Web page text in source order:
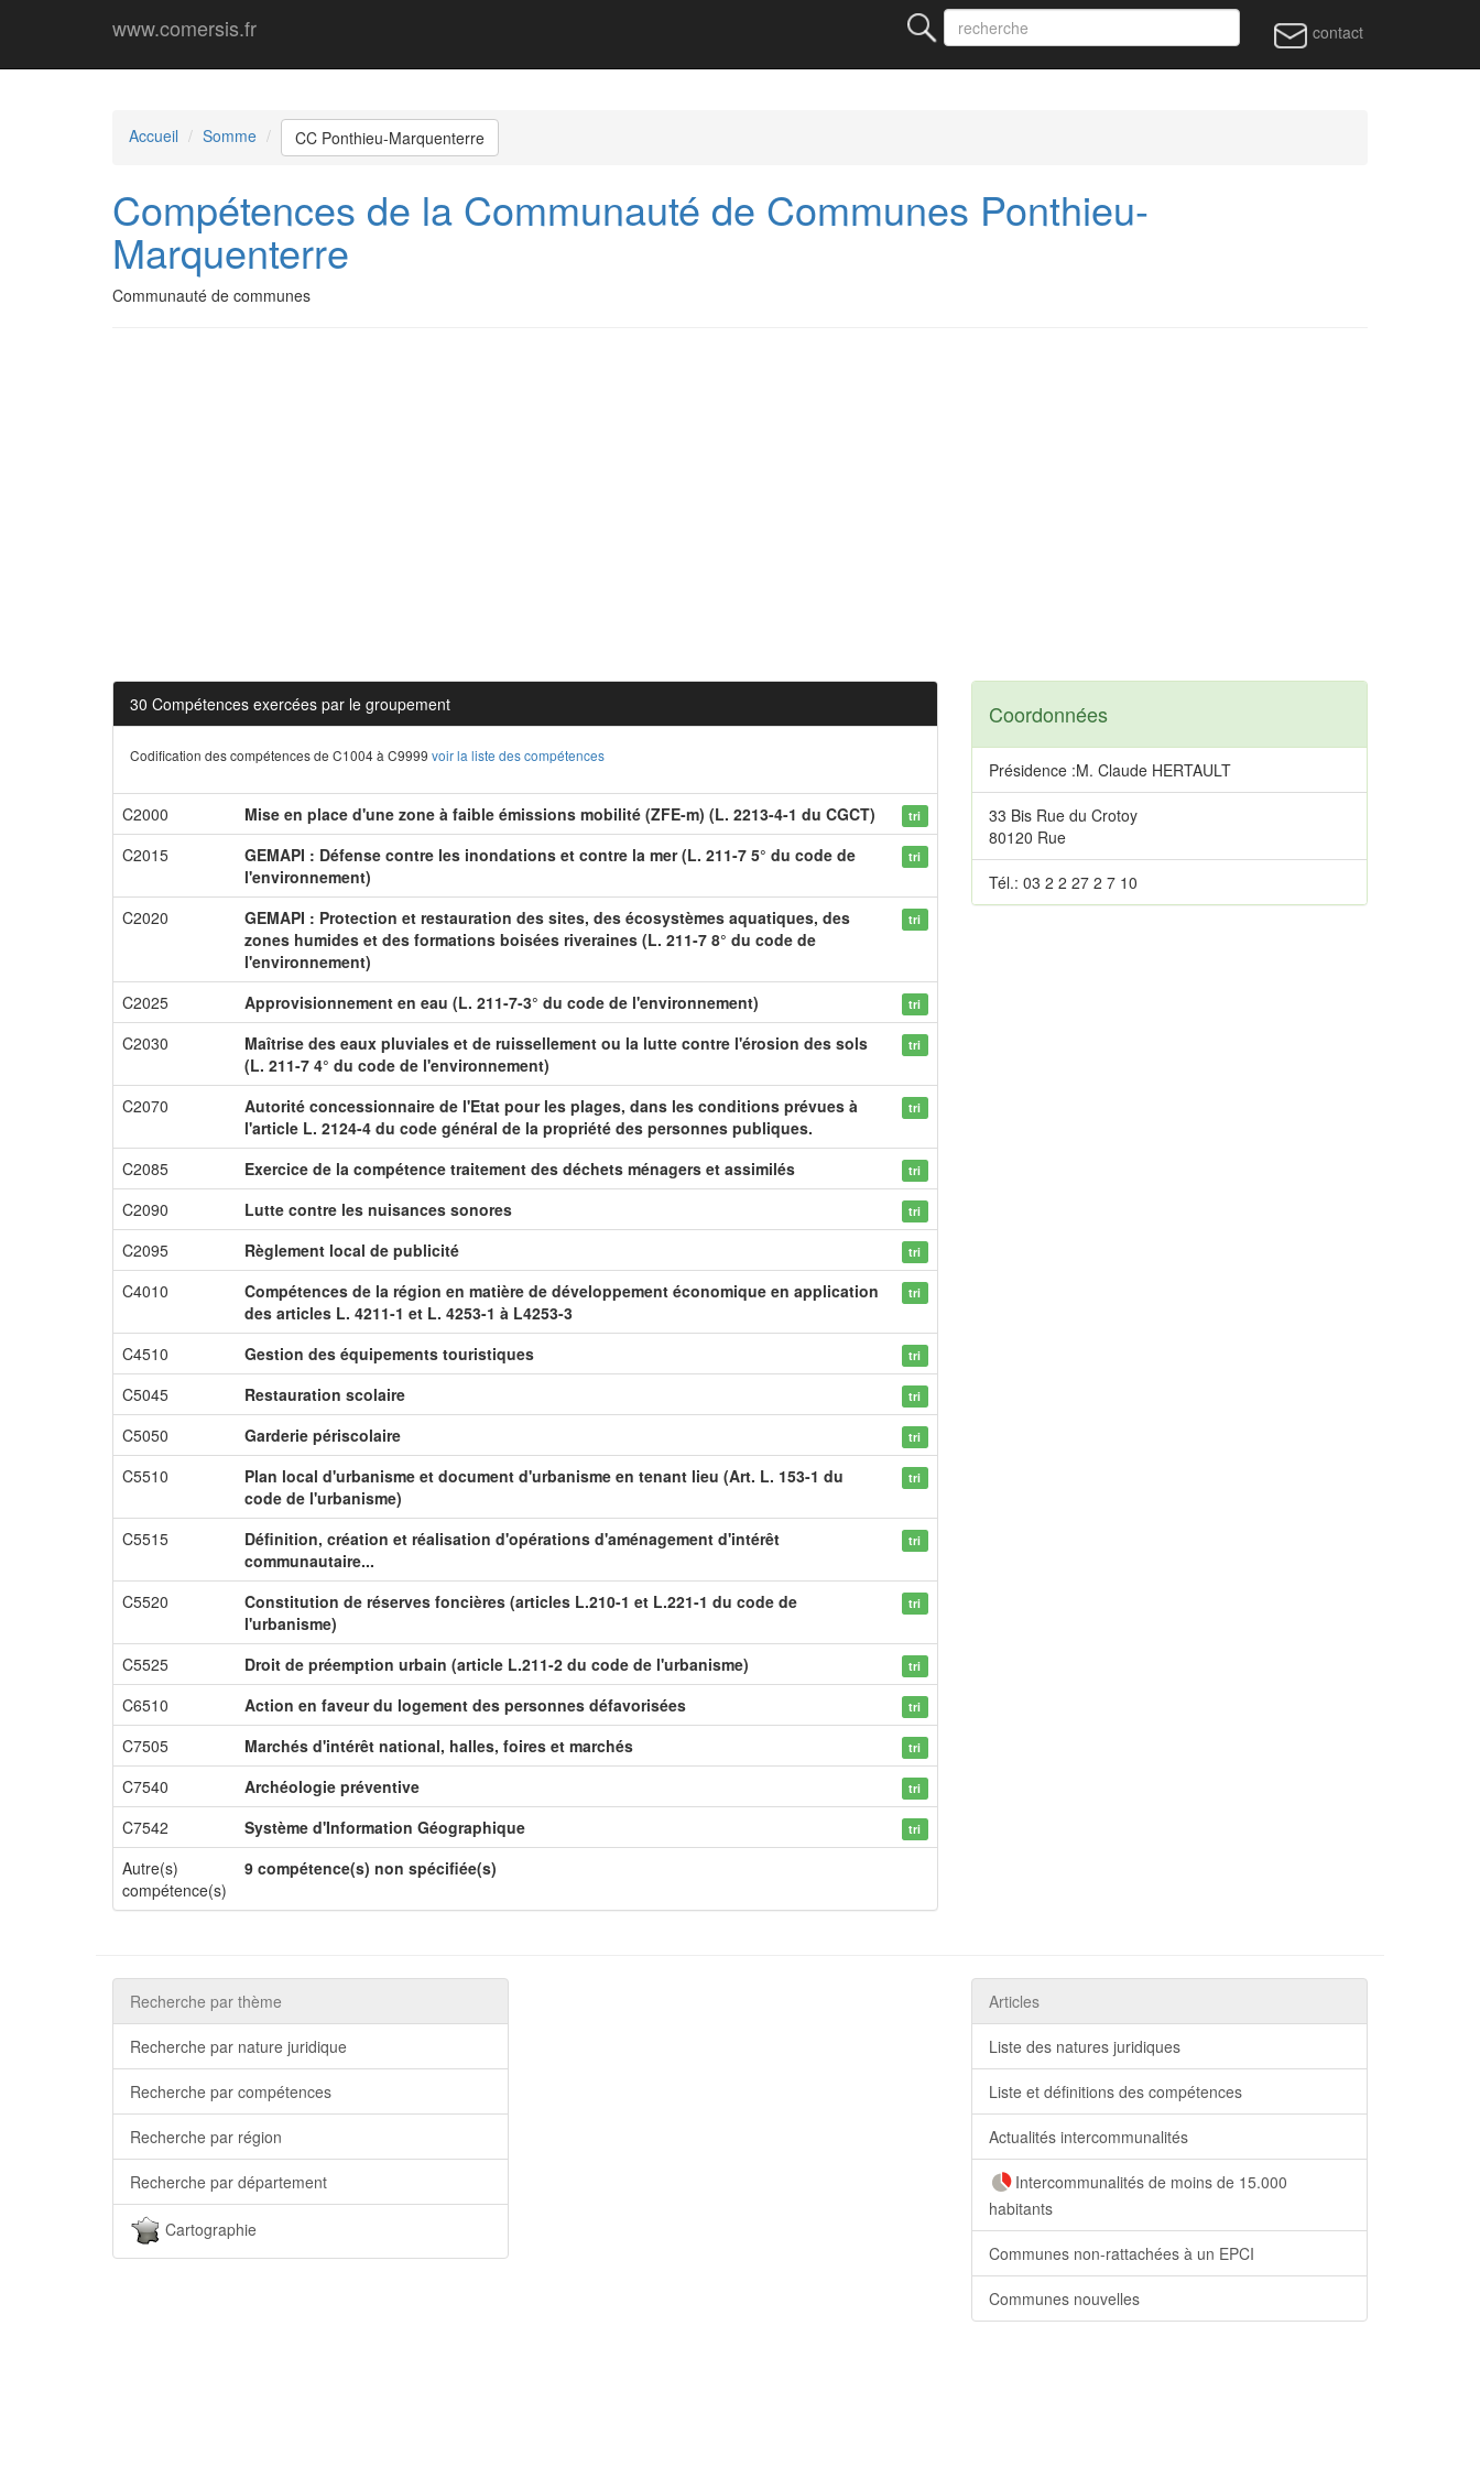
www.comersis.fr contact
Accueil Somme CC Ponthieu-Marquenterre
Compétences de la Communauté de Communes Ponthieu-
Marquenterre
Communauté de communes
30 Compétences exercées par le groupement
Codification des compétences de C1004 à C9999 voir la liste des compétences
C2000 Mise en place d'une zone à faible émissions mobilité (ZFE-m) (L. 2213-4-1 du CGCT) tri
C2015
GEMAPI : Défense contre les inondations et contre la mer (L. 211-7 5° du code de
l'environnement)
tri
C2020
GEMAPI : Protection et restauration des sites, des écosystèmes aquatiques, des
zones humides et des formations boisées riveraines (L. 211-7 8° du code de
l'environnement)
tri
C2025 Approvisionnement en eau (L. 211-7-3° du code de l'environnement) tri
C2030
Maîtrise des eaux pluviales et de ruissellement ou la lutte contre l'érosion des sols
(L. 211-7 4° du code de l'environnement)
tri
C2070
Autorité concessionnaire de l'Etat pour les plages, dans les conditions prévues à
l'article L. 2124-4 du code général de la propriété des personnes publiques.
tri
C2085 Exercice de la compétence traitement des déchets ménagers et assimilés tri
C2090 Lutte contre les nuisances sonores tri
C2095 Règlement local de publicité tri
C4010
Compétences de la région en matière de développement économique en application
des articles L. 4211-1 et L. 4253-1 à L4253-3
tri
C4510 Gestion des équipements touristiques tri
C5045 Restauration scolaire tri
C5050 Garderie périscolaire tri
C5510
Plan local d'urbanisme et document d'urbanisme en tenant lieu (Art. L. 153-1 du
code de l'urbanisme)
tri
C5515
Définition, création et réalisation d'opérations d'aménagement d'intérêt
communautaire...
tri
C5520
Constitution de réserves foncières (articles L.210-1 et L.221-1 du code de
l'urbanisme)
tri
C5525 Droit de préemption urbain (article L.211-2 du code de l'urbanisme) tri
C6510 Action en faveur du logement des personnes défavorisées tri
C7505 Marchés d'intérêt national, halles, foires et marchés tri
C7540 Archéologie préventive tri
C7542 Système d'Information Géographique tri
Autre(s)
compétence(s)
9 compétence(s) non spécifiée(s)
Coordonnées
Présidence :M. Claude HERTAULT
33 Bis Rue du Crotoy
80120 Rue
Tél.: 03 2 2 27 2 7 10
Recherche par thème
Recherche par nature juridique
Recherche par compétences
Recherche par région
Recherche par département
Cartographie
Articles
Liste des natures juridiques
Liste et définitions des compétences
Actualités intercommunalités
Intercommunalités de moins de 15.000
habitants
Communes non-rattachées à un EPCI
Communes nouvelles